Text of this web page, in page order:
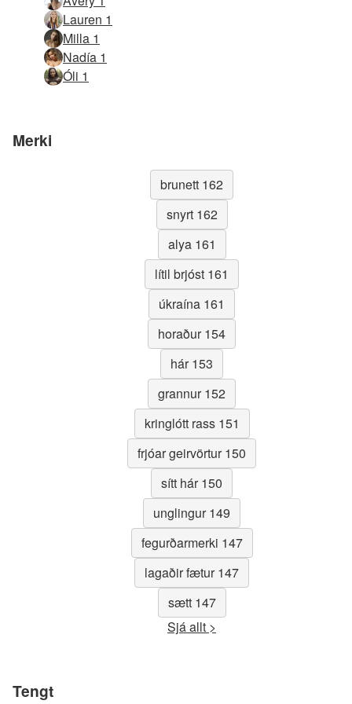
Lauren 1
Milla 1
Nadía 1
Óli 1
Merki
brunett 162
snyrt 162
alya 161
lítil brjóst 161
úkraína 161
horaður 154
hár 153
grannur 152
kringlótt rass 151
frjóar geirvörtur 150
sítt hár 150
unglingur 149
fegurðarmerki 147
lagaðir fætur 147
sætt 147
Sjá allt >
Tengt